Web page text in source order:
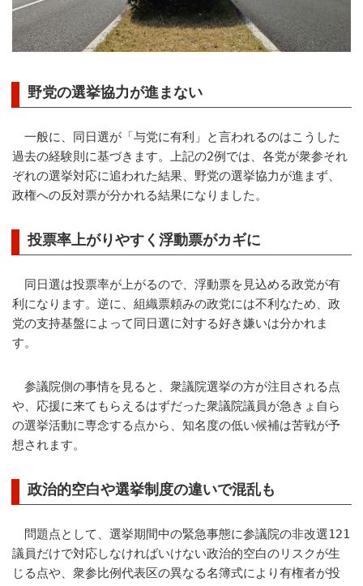
野党の選挙協力が進まない
一般に、同日選が「与党に有利」と言われるのはこうした
過去の経験則に基づきます。上記の2例では、各党が衆参それ
ぞれの選挙対応に追われた結果、野党の選挙協力が進まず、
政権への反対票が分かれる結果になりました。
投票率上がりやすく浮動票がカギに
同日選は投票率が上がるので、浮動票を見込める政党が有
利になります。逆に、組織票頼みの政党には不利なため、政
党の支持基盤によって同日選に対する好き嫌いは分かれま
す。
参議院側の事情を見ると、衆議院選挙の方が注目される点
や、応援に来てもらえるはずだった衆議院議員が急きょ自ら
の選挙活動に専念する点から、知名度の低い候補は苦戦が予
想されます。
政治的空白や選挙制度の違いで混乱も
問題点として、選挙期間中の緊急事態に参議院の非改選121
議員だけで対応しなければいけない政治的空白のリスクが生
じる点や、衆参比例代表区の異なる名簿式により有権者が投